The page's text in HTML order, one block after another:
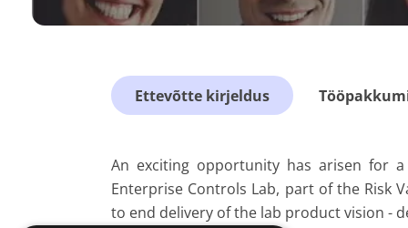
Ettevõtte kirjeldus
An exciting opportunity has arisen for
Enterprise Controls Lab, part of the Risk
to end delivery of the lab product vision -